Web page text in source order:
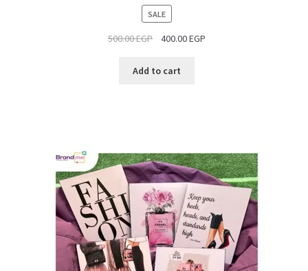
SALEPRODUCT
SALE
500.00EGP 400.00EGP
Add to cart